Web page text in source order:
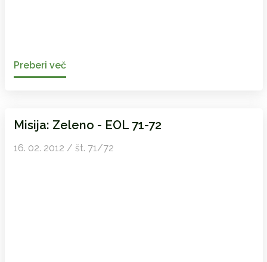
Preberi več
Misija: Zeleno - EOL 71-72
16. 02. 2012 / št. 71/72